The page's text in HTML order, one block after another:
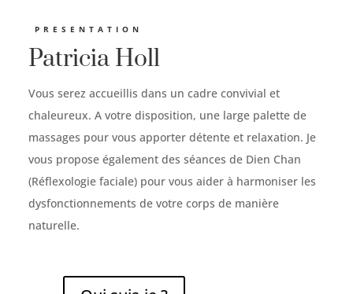
PRESENTATION
Patricia Holl
Vous serez accueillis dans un cadre convivial et
chaleureux. A votre disposition, une large palette de
massages pour vous apporter détente et relaxation. Je
vous propose également des séances de Dien Chan
(Réflexologie faciale) pour vous aider à harmoniser les
dysfonctionnements de votre corps de manière
naturelle.